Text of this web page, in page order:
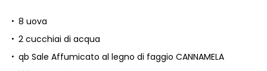
8 uova
2 cucchiai di acqua
qb Sale Affumicato al legno di faggio CANNAMELA